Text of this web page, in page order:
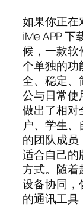
如果你正在
iMe APP
候，一款软
个单独的功
全、稳定、
公与日常使
做出了相对
户、学生
的团队成员
适合自己的
方式。随着
设备协同，
的通讯工具